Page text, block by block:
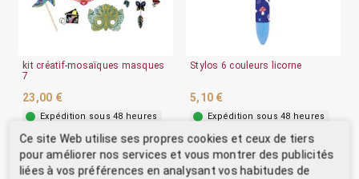
kit créatif-mosaïques masques
7
23,00 €
Expédition sous 48 heures
DÉTAIL
Stylos 6 couleurs licorne
5,10 €
Expédition sous 48 heures
CHOISISSEZ UNE OPTION
Ce site Web utilise ses propres cookies et ceux de tiers
pour améliorer nos services et vous montrer des publicités
liées à vos préférences en analysant vos habitudes de